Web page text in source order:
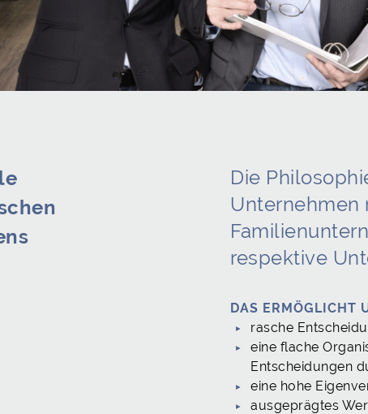
Die
Unternehmen
respektive
DAS ERMÖGLICHT
rasche
eine flache
Entscheidungen
eine hohe
ausgeprägtes